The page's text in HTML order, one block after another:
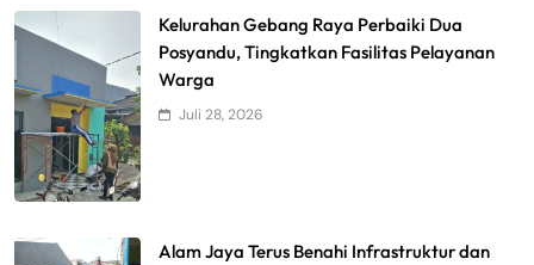
Kelurahan Gebang Raya Perbaiki Dua
Posyandu, Tingkatkan Fasilitas Pelayanan
Warga
Juli 28, 2026
Alam Jaya Terus Benahi Infrastruktur dan